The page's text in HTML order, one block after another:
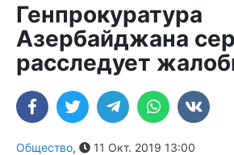
Генпрокуратура
Азербайджана
расследует
Общество, 11 Окт. 2019 13:00